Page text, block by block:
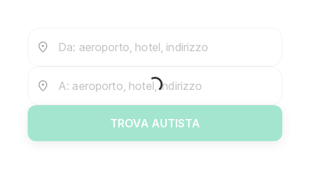
Da: aeroporto, hotel, indirizzo
A: aeroporto, hotel, indirizzo
TROVA AUTISTA